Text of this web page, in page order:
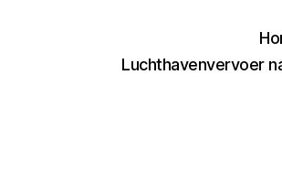
Luchthavenvervoer